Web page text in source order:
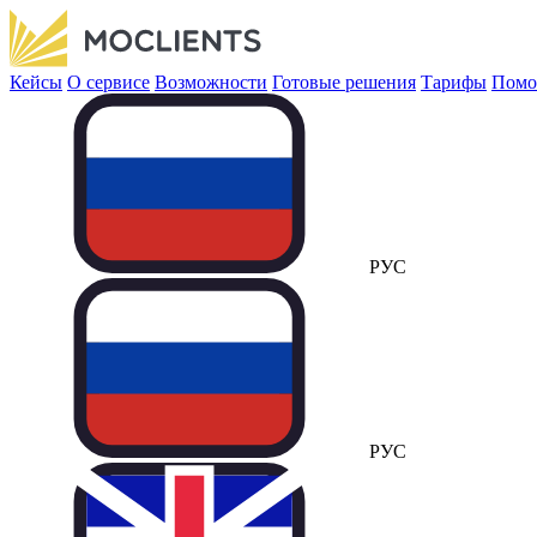
Кейсы О сервисе Возможности Готовые решения Тарифы
РУС
РУС